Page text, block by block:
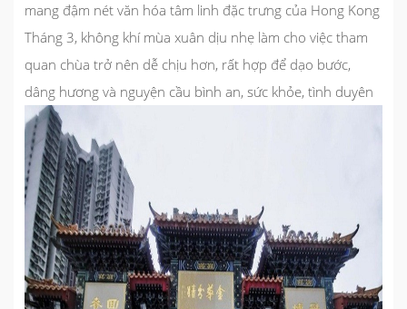
mang đậm nét văn hóa tâm linh đặc trưng của Hong Kong
Tháng 3, không khí mùa xuân dịu nhẹ làm cho việc tham
quan chùa trở nên dễ chịu hơn, rất hợp để dạo bước,
dâng hương và nguyện cầu bình an, sức khỏe, tình duyên